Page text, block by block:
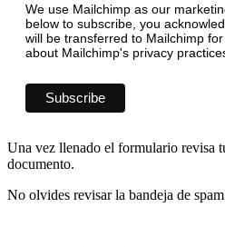
We use Mailchimp as our
below to subscribe, you
will be transferred to Mailchimp for
about Mailchimp's privacy
Una vez llenado el formulario revisa
documento.
No olvides revisar la bandeja de